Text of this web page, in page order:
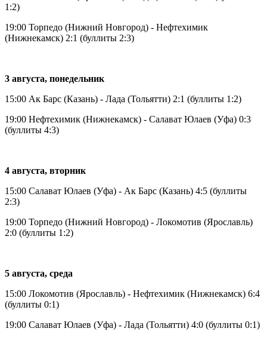
1:2)
19:00 Торпедо (Нижний Новгород) - Нефтехимик
(Нижнекамск) 2:1 (буллиты 2:3)
3 августа, понедельник
15:00 Ак Барс (Казань) - Лада (Тольятти) 2:1 (буллиты 1:2)
19:00 Нефтехимик (Нижнекамск) - Салават Юлаев (Уфа) 0:3
(буллиты 4:3)
4 августа, вторник
15:00 Салават Юлаев (Уфа) - Ак Барс (Казань) 4:5 (буллиты
2:3)
19:00 Торпедо (Нижний Новгород) - Локомотив (Ярославль)
2:0 (буллиты 1:2)
5 августа, среда
15:00 Локомотив (Ярославль) - Нефтехимик (Нижнекамск) 6:4
(буллиты 0:1)
19:00 Салават Юлаев (Уфа) - Лада (Тольятти) 4:0 (буллиты 0:1)